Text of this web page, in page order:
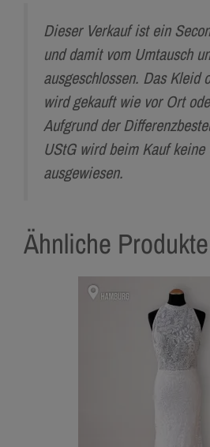
Dieser Verkauf ist ein
und damit vom Umtausch
ausgeschlossen. Das Kleid
wird gekauft wie vor Ort
Aufgrund der
UStG wird beim Kauf keine
ausgewiesen.
Ähnliche Produkte